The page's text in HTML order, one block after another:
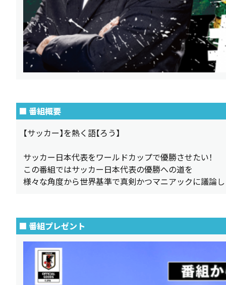
■ 番組概要
【サッカー】を熱く語【ろう】
サッカー日本代表をワールドカップで優勝させたい！
この番組ではサッカー日本代表の優勝への道を
様々な角度から世界基準で真剣かつマニアックに議論し
■ 番組プレゼント